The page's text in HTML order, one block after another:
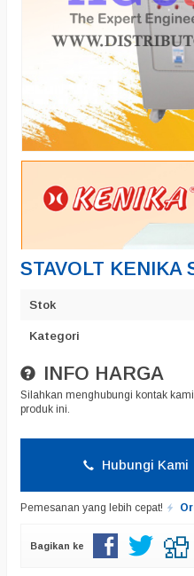
STAVOLT KENIKA
Stok
Kategori
INFO HARGA
Silahkan menghubungi kontak
produk ini.
Hubungi Kami
Pemesanan yang lebih cepat!
Bagikan ke